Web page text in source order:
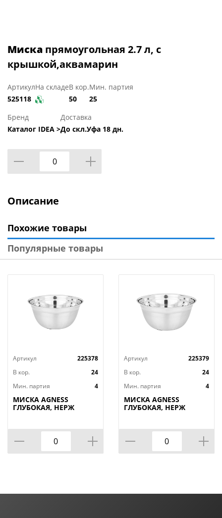
Миска прямоугольная 2.7 л, с
крышкой,аквамарин
Артикул
525118
На складеВ кор.
50
Мин. партия
25
Бренд
Каталог IDEA >
Доставка
До скл.Уфа 18 дн.
Описание
Похожие товары
Популярные товары
Артикул
225378
В кор.
24
Мин. партия
4
МИСКА AGNESS
ГЛУБОКАЯ, НЕРЖ
ДНО, 26 СМ 3 Л
Артикул
225379
В кор.
24
Мин. партия
4
МИСКА AGNESS
ГЛУБОКАЯ, НЕРЖ
ДНО, 28 СМ 4,2 Л